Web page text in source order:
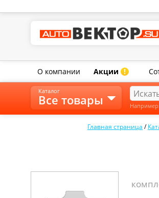
О компании Акции !
Главная страница /
Каталог
Все товары Например: